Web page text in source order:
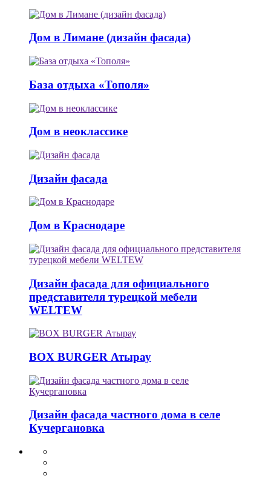
Дом в Лимане (дизайн фасада)
База отдыха «Тополя»
Дом в неоклассике
Дизайн фасада
Дом в Краснодаре
Дизайн фасада для официального
представителя турецкой мебели
WELTEW
BOX BURGER Атырау
Дизайн фасада частного дома в селе
Кучергановка